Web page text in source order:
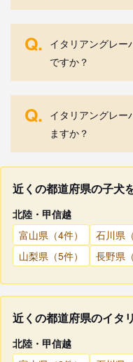
Q. イタリアングレー
ですか？
Q. イタリアングレー
ますか？
近くの都道府県の子犬
北陸・甲信越
富山県（4件）
石川県
山梨県（5件）
長野県
近くの都道府県のイタ
北陸・甲信越